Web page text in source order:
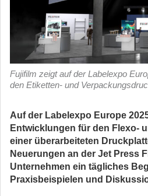
Fujifilm zeigt auf der Labelexpo
den Etiketten- und
Auf der Labelexpo Europe
Entwicklungen für den Flexo-
einer überarbeiteten
Neuerungen an der Jet Press
Unternehmen ein tägliches
Praxisbeispielen und